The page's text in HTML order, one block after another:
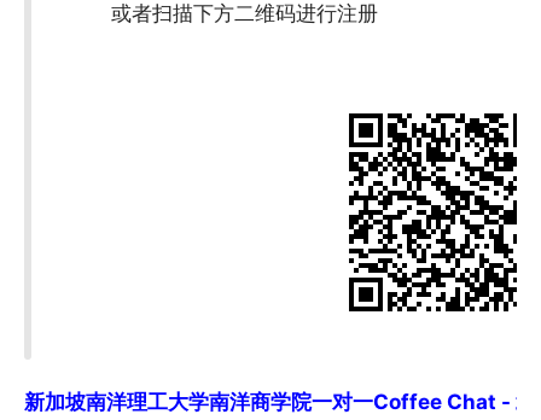
或者扫描下方二维码进行注册
新加坡南洋理工大学南洋商学院一对一Coffee Chat -